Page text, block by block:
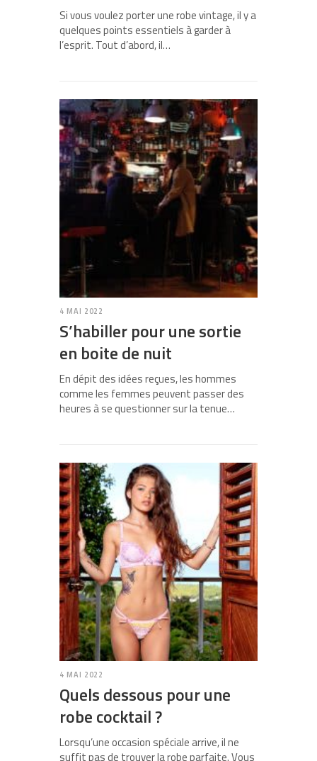
Si vous voulez porter une robe vintage, il y a
quelques points essentiels à garder à
l’esprit. Tout d’abord, il…
4 MAI 2022
S’habiller pour une sortie
en boite de nuit
En dépit des idées reçues, les hommes
comme les femmes peuvent passer des
heures à se questionner sur la tenue…
4 MAI 2022
Quels dessous pour une
robe cocktail ?
Lorsqu’une occasion spéciale arrive, il ne
suffit pas de trouver la robe parfaite. Vous